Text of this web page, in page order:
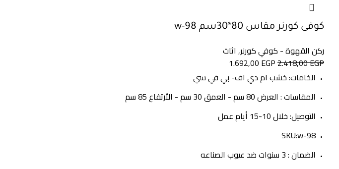
كوفى كورنر مقاس 80*30سم w-98
ركن القهوة - كوفي كورنر, اثاث
2.418,00EGP
1.692,00 EGP
الخامات: خشب ام دي اف- بي في سي
المقاسات : العرض 80 سم - العمق 30 سم - الأرتفاع 85 سم
التوصيل: خلال 10-15 أيام عمل
SKU:w-98
الضمان : 3 سنوات ضد عيوب الصناعه